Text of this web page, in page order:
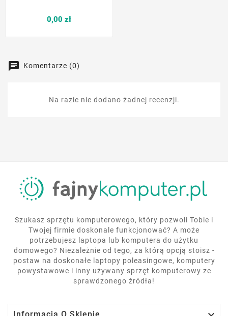
0,00 złCena
Komentarze (0)
Na razie nie dodano żadnej recenzji.
Szukasz sprzętu komputerowego, który pozwoli Tobie i
Twojej firmie doskonale funkcjonować? A może
potrzebujesz laptopa lub komputera do użytku
domowego? Niezależnie od tego, za którą opcją stoisz -
postaw na doskonałe laptopy poleasingowe, komputery
powystawowe i inny używany sprzęt komputerowy ze
sprawdzonego źródła!